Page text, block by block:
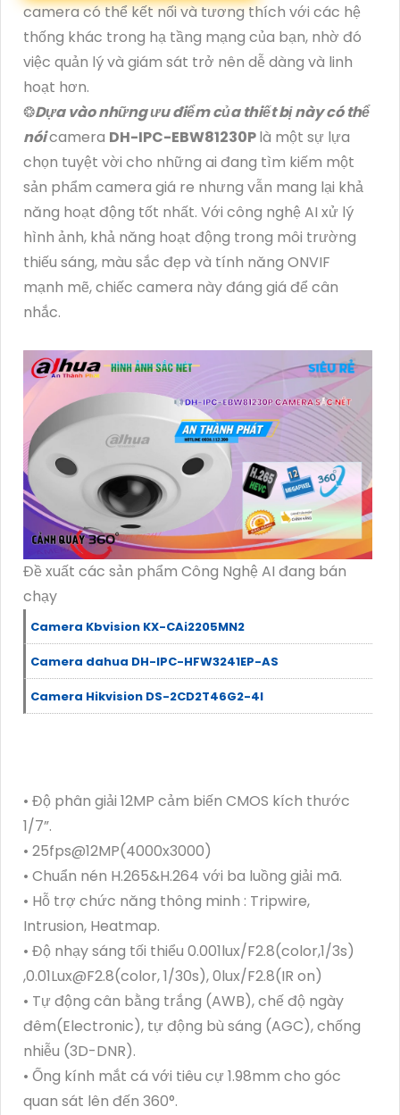
camera có thể kết nối và tương thích với các hệ
thống khác trong hạ tầng mạng của bạn, nhờ đó
việc quản lý và giám sát trở nên dễ dàng và linh
hoạt hơn.
❂Dựa vào những ưu điểm của thiết bị này có thể
nóicamera DH-IPC-EBW81230Plà một sự lựa
chọn tuyệt vời cho những ai đang tìm kiếm một
sản phẩm camera giá re nhưng vẫn mang lại khả
năng hoạt động tốt nhất. Với công nghệ AI xử lý
hình ảnh, khả năng hoạt động trong môi trường
thiếu sáng, màu sắc đẹp và tính năng ONVIF
mạnh mẽ, chiếc camera này đáng giá để cân
nhắc.
Đề xuất các sản phẩm Công Nghệ AI đang bán
chạy
Camera Kbvision KX-CAi2205MN2
Camera dahua DH-IPC-HFW3241EP-AS
Camera Hikvision DS-2CD2T46G2-4I
• Độ phân giải 12MP cảm biến CMOS kích thước
1/7”.
• 25fps@12MP(4000x3000)
• Chuẩn nén H.265&H.264 với ba luồng giải mã.
• Hỗ trợ chức năng thông minh : Tripwire,
Intrusion, Heatmap.
• Độ nhạy sáng tối thiểu 0.001lux/F2.8(color,1/3s)
,0.01Lux@F2.8(color, 1/30s), 0lux/F2.8(IR on)
• Tự động cân bằng trắng (AWB), chế độ ngày
đêm(Electronic), tự động bù sáng (AGC), chống
nhiễu (3D-DNR).
• Ống kính mắt cá với tiêu cự 1.98mm cho góc
quan sát lên đến 360°.